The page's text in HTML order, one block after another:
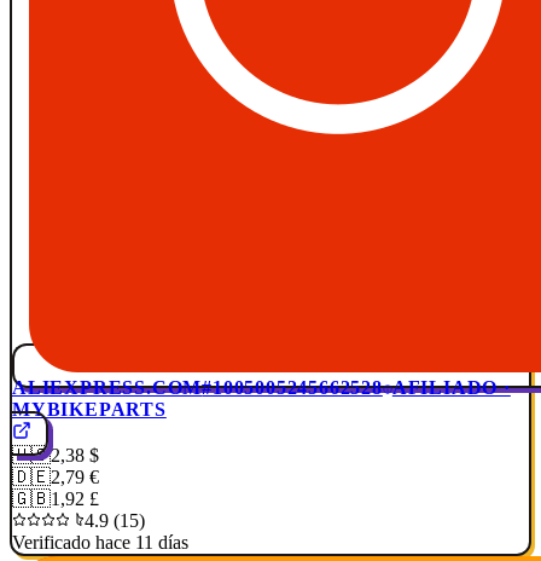
ALIEXPRESS.COM#1005005245662528 AFILIADO ·
MYBIKEPARTS
🇺🇸2,38 $
🇩🇪2,79 €
🇬🇧1,92 £
4.9 (15)
Verificado hace 11 días